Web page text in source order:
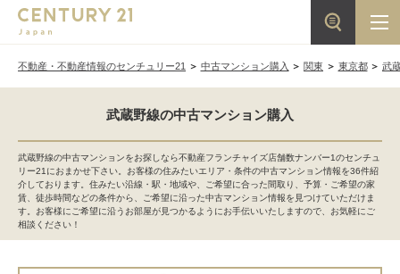
不動産・不動産情報のセンチュリー21 中古マンション購入 関東 東京都 武
武蔵野線の中古マンション購入
武蔵野線の中古マンションをお探しなら不動産フランチャイズ店舗数ナンバー1のセンチュ
リー21におまかせ下さい。お客様の住みたいエリア・条件の中古マンション情報を36件紹
介しております。住みたい沿線・駅・地域や、ご希望に合った間取り、予算・ご希望の家
賃、徒歩時間などの条件から、ご希望に沿った中古マンション情報を見つけていただけま
す。お客様にご希望に沿うお部屋が見つかるようにお手伝いいたしますので、お気軽にご
相談ください！